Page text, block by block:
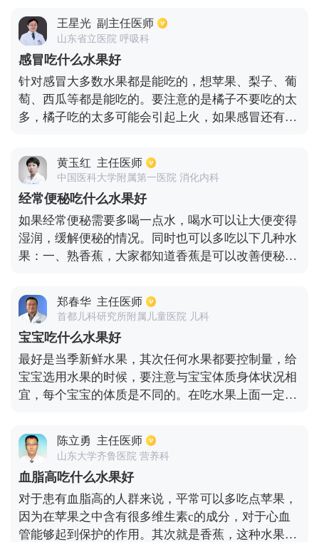
和，但是有收涩的作用，因此最好不要吃。此外，梨
和西瓜偏寒，来月经的时候也不能吃。桂圆和龙眼肉
性偏温，对女性来讲，在月经期间可以适当的吃一些
这类型的水果。
王星光 副主任医师
山东省立医院 呼吸科
感冒吃什么水果好
针对感冒大多数水果都是能吃的，想苹果、梨子、葡
萄、西瓜等都是能吃的。要注意的是橘子不要吃的太
多，橘子吃的太多可能会引起上火，如果感冒还有发
直接的补充能量要适量摄入，感冒时多补充果蔬可以
摄入丰富的维生素和纤维，能够提高身体免疫力增强
胃肠道功能。
黄玉红 主任医师
中国医科大学附属第一医院 消化内科
经常便秘吃什么水果好
如果经常便秘需要多喝一点水，喝水可以让大便变得
湿润，缓解便秘的情况。同时也可以多吃以下几种水
果：一、熟香蕉，大家都知道香蕉是可以改善便秘
生香蕉里面的膳食纤维特别少，而且果糖也很少，不
会帮助我们缓解便秘，有可能会加重。二、火龙果里
面含有很多低聚糖，通便效果非常的好。三、西瓜也
含有充足的水分，可以促进排便。四、南瓜、山芋、
百香果、柚子等，在便秘的时候，都是通便佳品。
郑春华 主任医师
首都儿科研究所附属儿童医院 儿科
宝宝吃什么水果好
最好是当季新鲜水果，其次任何水果都要控制量，给
宝宝选用水果的时候，要注意与宝宝体质身体状况相
宜，每个宝宝的体质是不同的。在吃水果上面一定要
况选择水果。不同体质的宝宝吃的水果如下，芒果、
香蕉、猕猴桃、梨、西瓜、香蕉、甘蔗、柚子等寒性
水果，更适合热性体质的宝宝食用。夏天的水果一般
都是寒凉性的吃了容易上火和脾虚的功能不佳，寒性
体质的宝宝应该要少吃。荔枝、龙眼、桃子、杏子则
属热性水果，容易上火的宝宝不能多吃。
陈立勇 主任医师
山东大学齐鲁医院 营养科
血脂高吃什么水果好
对于患有血脂高的人群来说，平常可以多吃点苹果，
因为在苹果之中含有很多维生素c的成分，对于心血
管能够起到保护的作用。其次就是香蕉，这种水果具